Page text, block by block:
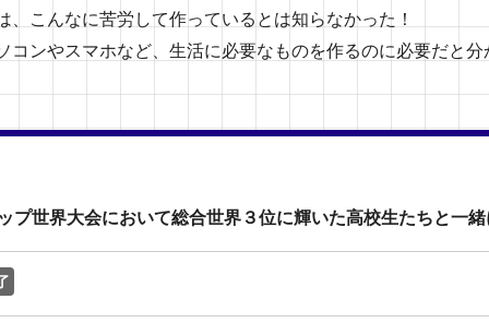
、こんなに苦労して作っているとは知らなかった！
コンやスマホなど、生活に必要なものを作るのに必要だと分
プ世界大会において総合世界３位に輝いた高校生たちと一